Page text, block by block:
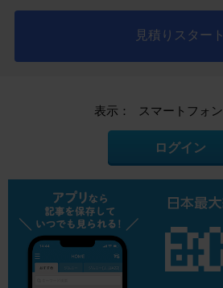
見積りスタート
表示： スマートフォン
ログイン